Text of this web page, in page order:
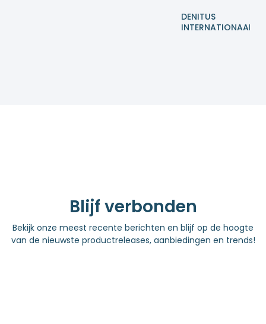
DENITUS
INTERNATIONAAL
Blijf verbonden
Bekijk onze meest recente berichten en blijf op de hoogte
van de nieuwste productreleases, aanbiedingen en trends!